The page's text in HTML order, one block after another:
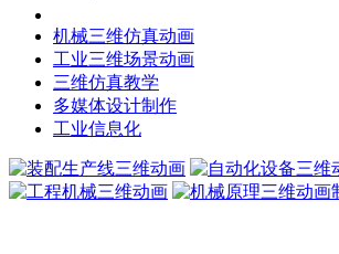
机械三维仿真动画
工业三维场景动画
三维仿真教学
多媒体设计制作
工业信息化